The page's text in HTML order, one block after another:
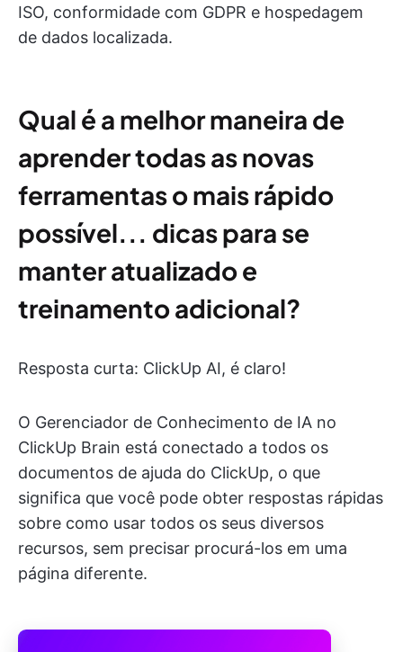
ISO, conformidade com GDPR e hospedagem
de dados localizada.
Qual é a melhor maneira de
aprender todas as novas
ferramentas o mais rápido
possível... dicas para se
manter atualizado e
treinamento adicional?
Resposta curta: ClickUp AI, é claro!
O Gerenciador de Conhecimento de IA no
ClickUp Brain está conectado a todos os
documentos de ajuda do ClickUp, o que
significa que você pode obter respostas rápidas
sobre como usar todos os seus diversos
recursos, sem precisar procurá-los em uma
página diferente.